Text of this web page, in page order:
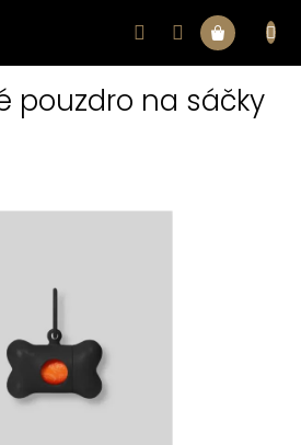
Nákupní
košík
pouzdro na sáčky